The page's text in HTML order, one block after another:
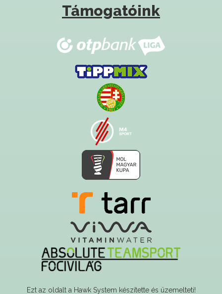
Ezt az oldalt a Hawk System készítette és üzemelteti!